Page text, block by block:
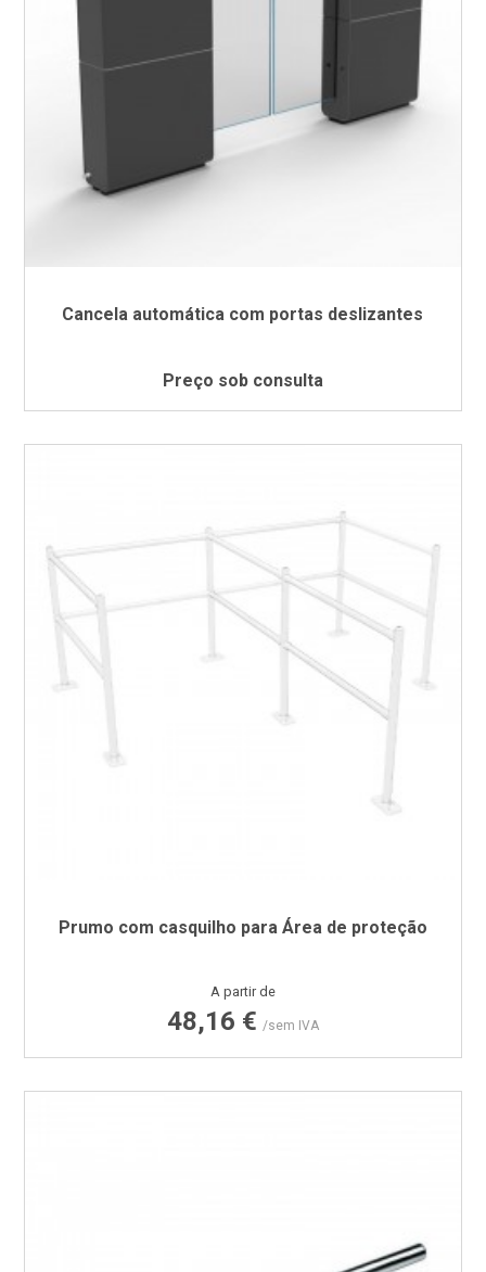
Cancela automática com portas deslizantes
Preço sob consulta
Prumo com casquilho para Área de proteção
Preço
A partir de
48,16 € /sem IVA